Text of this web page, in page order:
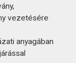
vezetésére
anyagában